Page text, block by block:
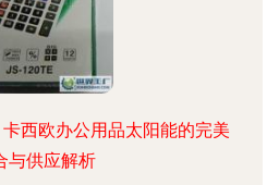
西欧办公用品太阳能的完美
与供应解析